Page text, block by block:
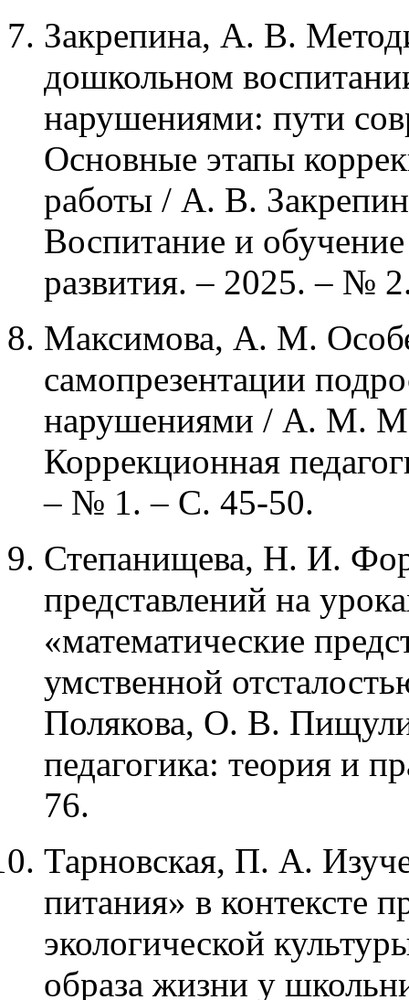
Закрепина, А. В.
дошкольном
нарушениями: пути
Основные этапы
работы / А. В.
Воспитание и
развития. – 2025. – №
Максимова, А. М.
самопрезентации
нарушениями / А. М.
Коррекционная
– № 1. – С. 45-50.
Степанищева, Н. И.
представлений на
«математические
умственной
Полякова, О. В.
педагогика: теория и
76.
Тарновская, П. А.
питания» в контексте
экологической
образа жизни у